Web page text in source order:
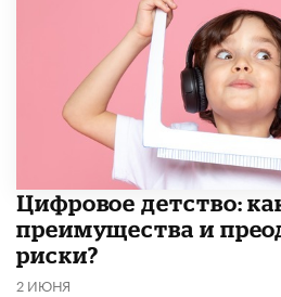
​Цифровое детство:
преимущества и
риски?
2 ИЮНЯ